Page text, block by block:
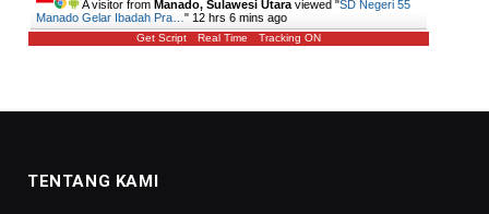
A visitor from Manado, Sulawesi Utara viewed "SD Negeri 55
Manado Gelar Ibadah Pra… " 12 hrs 6 mins ago
Get Script Real Time Tracking ON
TENTANG KAMI